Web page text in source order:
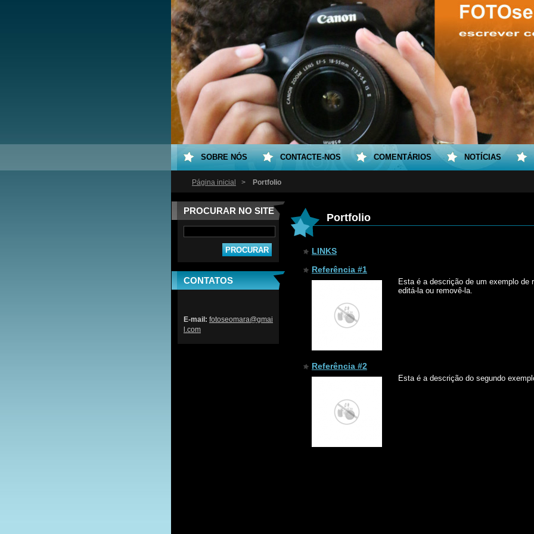
Página inicial > Portfolio
PROCURAR NO SITE
CONTATOS
E-mail: fotoseomara@gmai
l.com
Portfolio
LINKS
Referência #1
Esta é a descrição de um exemplo de
editá-la ou removê-la.
Referência #2
Esta é a descrição do segundo
SOBRE NÓS CONTACTE-NOS COMENTÁRIOS NOTÍCIAS